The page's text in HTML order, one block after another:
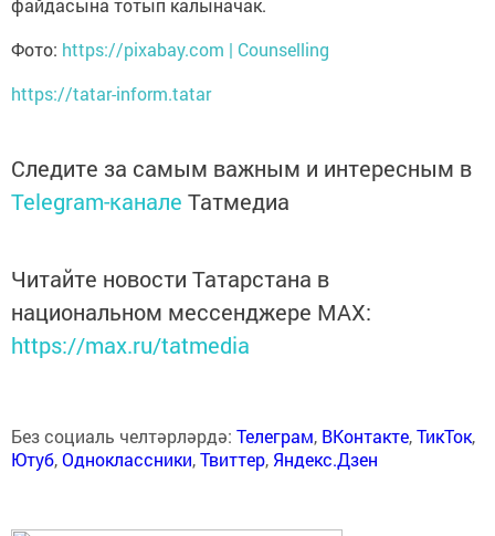
файдасына тотып калыначак.
Фото: https://pixabay.com | Counselling
https://tatar-inform.tatar
Следите за самым важным и интересным в
Telegram-канале Татмедиа
Читайте новости Татарстана в
национальном мессенджере MАХ:
https://max.ru/tatmedia
Без социаль челтәрләрдә: Телеграм, ВКонтакте,ТикТок,
Ютуб,Одноклассники,Твиттер, Яндекс.Дзен